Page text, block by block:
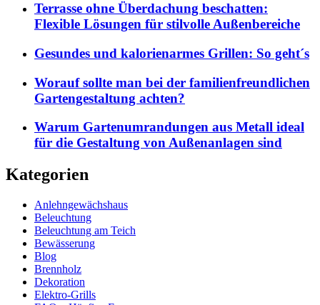
Terrasse ohne Überdachung beschatten:
Flexible Lösungen für stilvolle Außenbereiche
Gesundes und kalorienarmes Grillen: So geht´s
Worauf sollte man bei der familienfreundlichen
Gartengestaltung achten?
Warum Gartenumrandungen aus Metall ideal
für die Gestaltung von Außenanlagen sind
Kategorien
Anlehngewächshaus
Beleuchtung
Beleuchtung am Teich
Bewässerung
Blog
Brennholz
Dekoration
Elektro-Grills